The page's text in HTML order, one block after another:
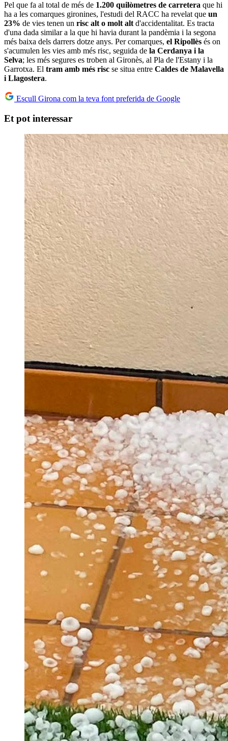
Pel que fa al total de més de 1.200 quilòmetres de carretera que hi
ha a les comarques gironines, l'estudi del RACC ha revelat que un
23% de vies tenen un risc alt o molt alt d'accidentalitat. Es tracta
d'una dada similar a la que hi havia durant la pandèmia i la segona
més baixa dels darrers dotze anys. Per comarques, el Ripollès és on
s'acumulen les vies amb més risc, seguida de la Cerdanya i la
Selva; les més segures es troben al Gironès, al Pla de l'Estany i la
Garrotxa. El tram amb més risc se situa entre Caldes de Malavella
i Llagostera.
Escull Girona com la teva font preferida de Google
Et pot interessar